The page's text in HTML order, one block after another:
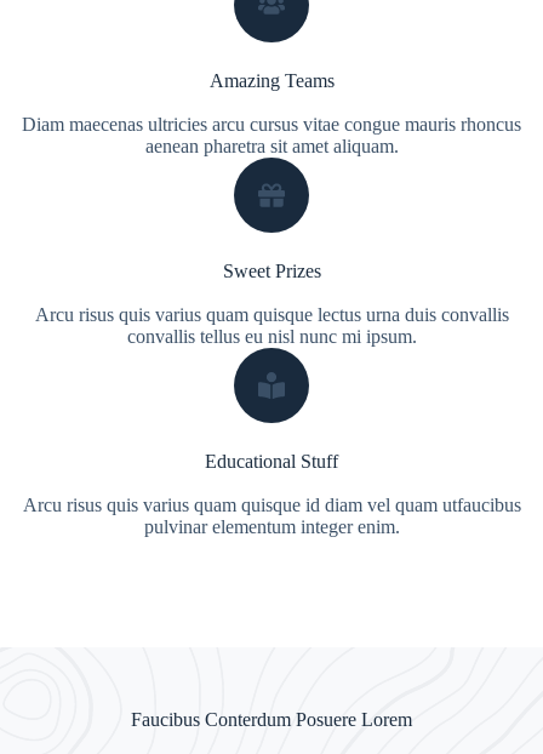
Amazing Teams
Diam maecenas ultricies arcu cursus vitae congue mauris rhoncus
aenean pharetra sit amet aliquam.
Sweet Prizes
Arcu risus quis varius quam quisque lectus urna duis convallis
convallis tellus eu nisl nunc mi ipsum.
Educational Stuff
Arcu risus quis varius quam quisque id diam vel quam utfaucibus
pulvinar elementum integer enim.
Faucibus Conterdum Posuere Lorem